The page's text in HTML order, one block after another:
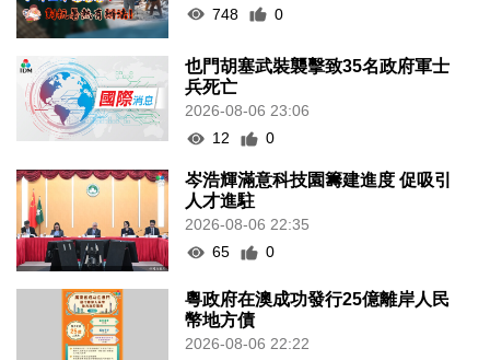
748
0
也門胡塞武裝襲擊致35名政府軍士
兵死亡
2026-08-06 23:06
12
0
岑浩輝滿意科技園籌建進度 促吸引
人才進駐
2026-08-06 22:35
65
0
粵政府在澳成功發行25億離岸人民
幣地方債
2026-08-06 22:22